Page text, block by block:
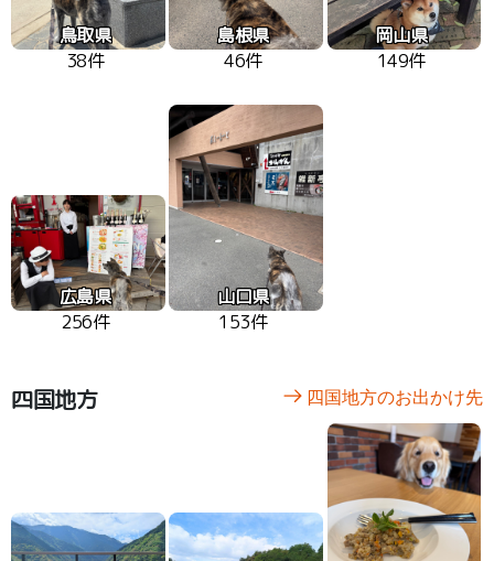
鳥取県
38件
島根県
46件
岡山県
149件
広島県
256件
山口県
153件
四国地方 四国地方のお出かけ先